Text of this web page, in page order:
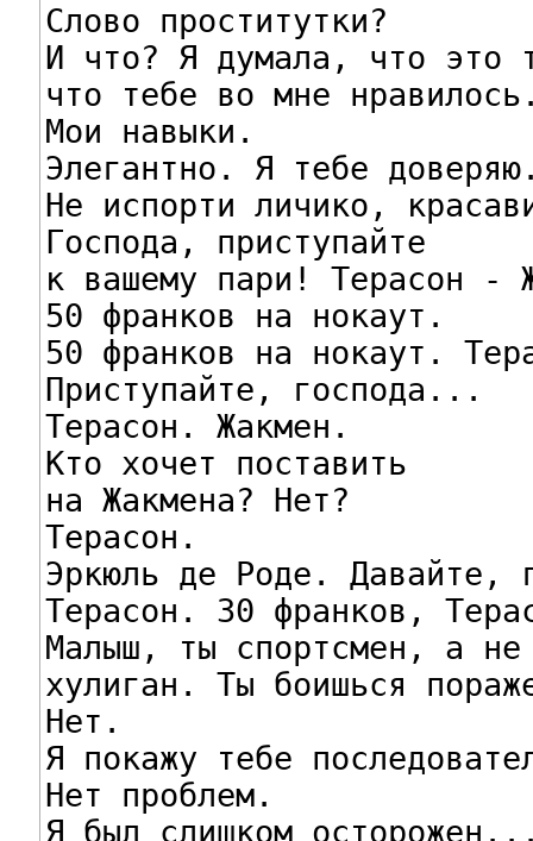
Слово проститутки?
И что? Я думала, что это
что тебе во мне
Мои навыки.
Элегантно. Я тебе
Не испорти личико,
Господа, приступайте
к вашему пари! Терасон -
50 франков на нокаут.
50 франков на нокаут.
Приступайте, господа...
Терасон. Жакмен.
Кто хочет поставить
на Жакмена? Нет?
Терасон.
Эркюль де Роде. Давайте,
Терасон. 30 франков,
Малыш, ты спортсмен, а не
хулиган. Ты боишься
Нет.
Я покажу тебе
Нет проблем.
Я был слишком